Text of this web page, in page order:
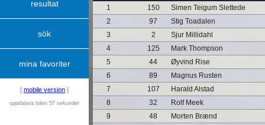
resultat
sök
mina favoriter
[ mobile version ]
uppdatera tiden 57 sekunder
1
150
Simen Teigum Slettede
2
97
Stig Toadalen
3
2
Sjur Millidahl
4
125
Mark Thompson
5
44
Øyvind Rise
6
89
Magnus Rusten
7
107
Harald Alstad
8
32
Rolf Meek
9
48
Morten Brænd